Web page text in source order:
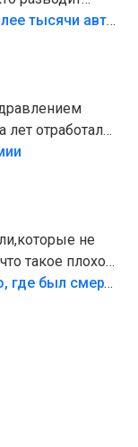
полно
В тольяттинский лес не пустили более тысячи автомобилей
отработали
не
такое плохо!
же
«Попал на пику»: СК показал место, где был смертельно травмирован ребенок в Тольятти